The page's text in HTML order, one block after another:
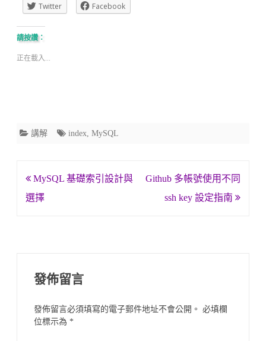
Twitter Facebook
請按讚：
正在載入...
講解 index MySQL
文
章
MySQL 基礎索引設計與
選擇
Github 多帳號使用不同
ssh key 設定指南
發佈留言
發佈留言必須填寫的電子郵件地址不會公開。 必填欄
位標示為 *